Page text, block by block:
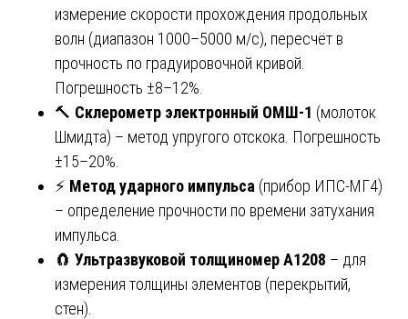
измерение скорости прохождения продольных
волн (диапазон 1000–5000 м/с), пересчёт в
прочность по градуировочной кривой.
Погрешность ±8–12%.
🔨 Склерометр электронный ОМШ-1 (молоток
Шмидта) – метод упругого отскока. Погрешность
±15–20%.
⚡ Метод ударного импульса (прибор ИПС-МГ4)
– определение прочности по времени затухания
импульса.
🧲 Ультразвуковой толщиномер А1208 – для
измерения толщины элементов (перекрытий,
стен).